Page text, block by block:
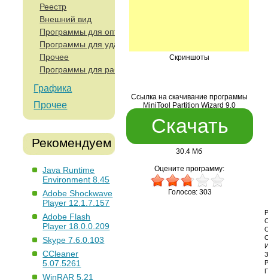
Реестр
Внешний вид
Программы для оптимизации и анализа работы
Программы для удаленного управления и работы с
Прочее
Программы для работы с устройствами ввода
Графика
Прочее
Рекомендуем
Java Runtime
Environment 8.45
Adobe Shockwave
Player 12.1.7.157
Adobe Flash
Player 18.0.0.209
Skype 7.6.0.103
CCleaner
5.07.5261
WinRAR 5.21
Скриншоты
Ссылка на скачивание программы
MiniTool Partition Wizard 9.0
Скачать
30.4 Мб
Оцените программу:
Голосов: 303